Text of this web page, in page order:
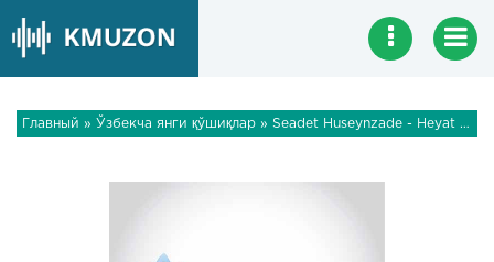
Главный » Ўзбекча янги қўшиқлар » Seadet Huseynzade - Heyat Sıxır Menı